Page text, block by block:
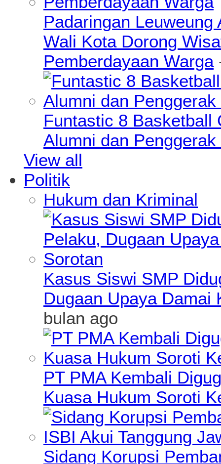
Padaringan
Wali Kota Dorong
Pemberdayaan Warga
Funtastic 8 Basketball
Alumni dan
View all
Politik
Hukum dan Kriminal
Kasus Siswi SMP
Dugaan Upaya Damai
bulan ago
PT PMA Kembali
Kuasa Hukum Soroti
Sidang Korupsi